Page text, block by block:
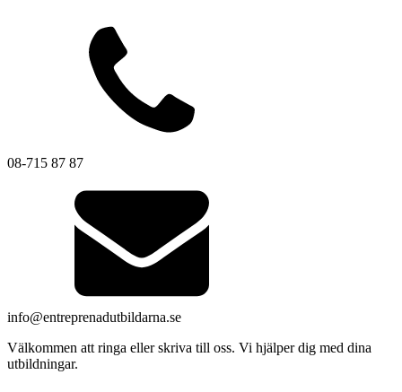
08-715 87 87
info@entreprenadutbildarna.se
Välkommen att ringa eller skriva till oss. Vi hjälper dig med dina
utbildningar.